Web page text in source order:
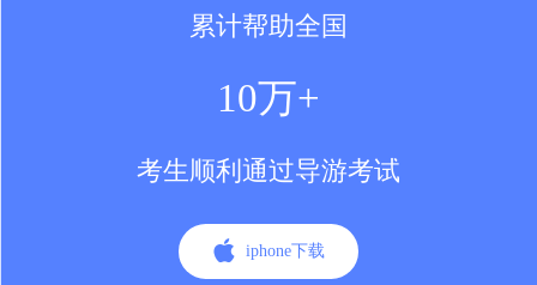
累计帮助全国
10万+
考生顺利通过导游考试
 iphone下载